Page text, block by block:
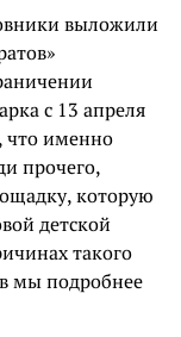
выложили
с 13 апреля
что именно
прочего,
которую
детской
такого
мы подробнее